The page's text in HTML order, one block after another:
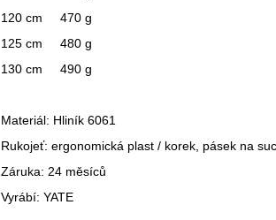
120 cm
470 g
125 cm
480 g
130 cm
490 g
Materiál: Hliník 6061
Rukojeť: ergonomická plast / korek, pásek na
Záruka: 24 měsíců
Vyrábí: YATE